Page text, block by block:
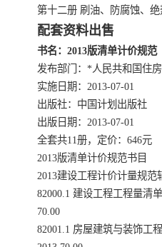
第十二册 刷油、防腐蚀、
配套资料出售
书名：2013版清单计价规范
发布部门：*人民共和国住
实施日期：2013-07-01
出版社：中国计划出版社
出版日期：2013-07-01
全套共11册，定价：646元
2013版清单计价规范书目
2013建设工程计价计量规
82000.1 建设工程工程量清
70.00
82001.1 房屋建筑与装饰工